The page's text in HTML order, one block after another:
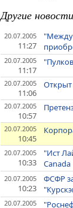
Другие новости
20.07.2005
11:27
20.07.2005
11:17
20.07.2005
11:06
20.07.2005
10:57
20.07.2005
10:45
20.07.2005
10:33
"Ист
Canada
20.07.2005
10:23
ФСФР
20.07.2005